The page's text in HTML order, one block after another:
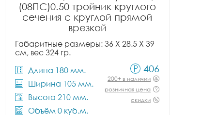
(08ПС)0.50 тройник круглого
сечения с круглой прямой
врезкой
Габаритные размеры: 36 X 28.5 X 39
см, вес 324 гр.
Длина 180 мм.
Ширина 105 мм.
Высота 210 мм.
Объём 0 куб.м.
406
200+ в наличии
розничная цена
скидки